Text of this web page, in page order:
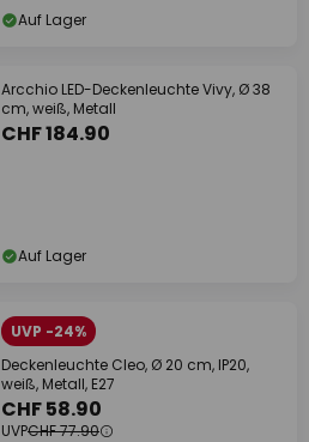
Auf Lager
Arcchio LED-Deckenleuchte Vivy, Ø 38
cm, weiß, Metall
CHF 184.90
Auf Lager
UVP -24%
Deckenleuchte Cleo, Ø 20 cm, IP20,
weiß, Metall, E27
CHF 58.90
UVPCHF 77.90